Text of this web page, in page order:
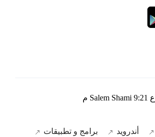
Salem Shami 9:21 م
أندرويد
برامج و تطبيقات